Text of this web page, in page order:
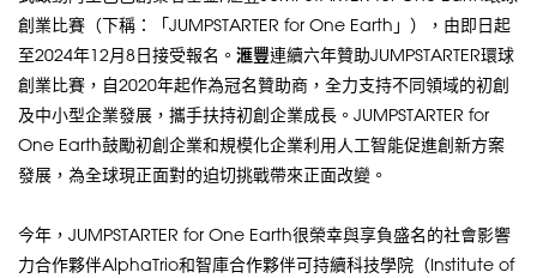
創業比賽（下稱：「JUMPSTARTER for One Earth」），由即日起
至2024年12月8日接受報名。 滙豐連續六年贊助JUMPSTARTER環球
創業比賽，自2020年起作為冠名贊助商，全力支持不同領域的初創
及中小型企業發展，攜手扶持初創企業成長。JUMPSTARTER for
One Earth鼓勵初創企業和規模化企業利用人工智能促進創新方案
發展，為全球現正面對的迫切挑戰帶來正面改變。
今年，JUMPSTARTER for One Earth很榮幸與享負盛名的社會影響
力合作夥伴AlphaTrio和智庫合作夥伴可持續科技學院（Institute of